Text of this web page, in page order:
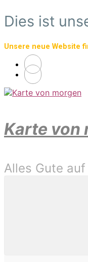
Zum
Hauptinhalt
Dies ist
Unsere neue Website
Karte von
Alles Gute